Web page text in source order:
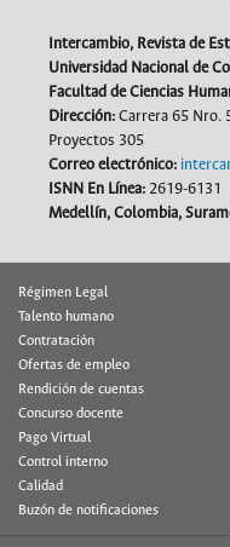
Intercambio, Revista de
Universidad Nacional de
Facultad de Ciencias
Dirección: Carrera 65 Nro.
Proyectos 305
Correo electrónico:
ISNN En Línea: 2619-6131
Medellín, Colombia,
Régimen Legal
Talento humano
Contratación
Ofertas de empleo
Rendición de cuentas
Concurso docente
Pago Virtual
Control interno
Calidad
Buzón de notificaciones